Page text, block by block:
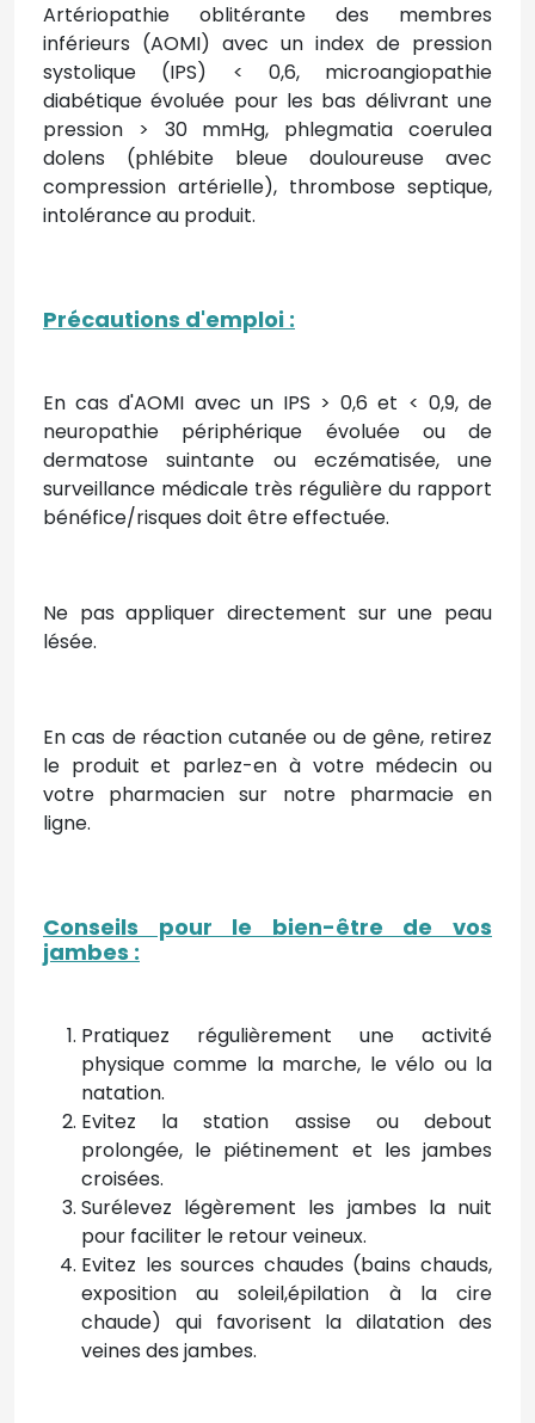
Artériopathie oblitérante des membres
inférieurs (AOMI) avec un index de pression
systolique (IPS) < 0,6, microangiopathie
diabétique évoluée pour les bas délivrant une
pression > 30 mmHg, phlegmatia coerulea
dolens (phlébite bleue douloureuse avec
compression artérielle), thrombose septique,
intolérance au produit.
Précautions d'emploi :
En cas d'AOMI avec un IPS > 0,6 et < 0,9, de
neuropathie périphérique évoluée ou de
dermatose suintante ou eczématisée, une
surveillance médicale très régulière du rapport
bénéfice/risques doit être effectuée.
Ne pas appliquer directement sur une peau
lésée.
En cas de réaction cutanée ou de gêne, retirez
le produit et parlez-en à votre médecin ou
votre pharmacien sur notre pharmacie en
ligne.
Conseils pour le bien-être de vos
jambes :
Pratiquez régulièrement une activité
physique comme la marche, le vélo ou la
natation.
Evitez la station assise ou debout
prolongée, le piétinement et les jambes
croisées.
Surélevez légèrement les jambes la nuit
pour faciliter le retour veineux.
Evitez les sources chaudes (bains chauds,
exposition au soleil,épilation à la cire
chaude) qui favorisent la dilatation des
veines des jambes.